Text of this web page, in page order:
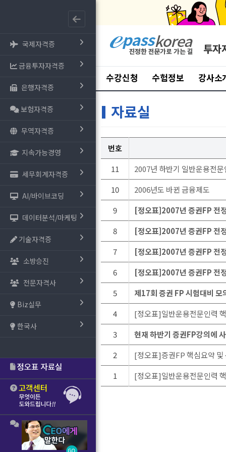
국제자격증
금융투자자격증
은행자격증
보험자격증
무역자격증
지속가능경영
세무회계자격증
AI/바이브코딩
데이터분석/마케팅
기술자격증
소방승진
전문자격사
Biz실무
한국사
투자
수강신청 수험정보 강사소
자료실
번호
11
2007년 하반기 일반운용전
10
2006년도 바뀐 금융제도
9
[정오표]2007년 증권FP 전
8
[정오표]2007년 증권FP 전
7
[정오표]2007년 증권FP 전
6
[정오표]2007년 증권FP 전
5
제17회 증권 FP 시험대비 모
4
[정오표]일반운용전문인력
3
현재 하반기 증권FP강의에
2
[정오표]증권FP 핵심요약
1
[정오표]일반운용전문인력